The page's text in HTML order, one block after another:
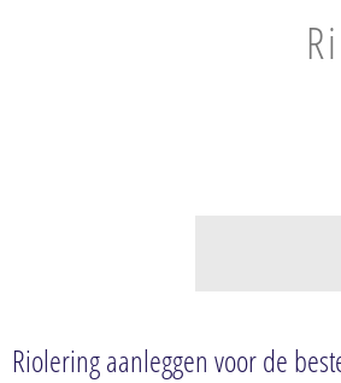
Torenallee
Riolering aanleggen voor de